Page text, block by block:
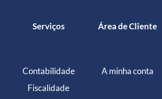
Serviços
Contabilidade
Fiscalidade
Área de Cliente
A minha conta